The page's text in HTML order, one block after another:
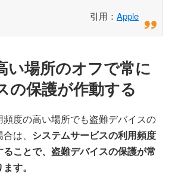
引用： Apple
い場所のオフで常に
の保護が作動する
度の高い場所でも盗難デバイスの
は、 システムサービスの利用頻度
ことで、盗難デバイスの保護が常
す。